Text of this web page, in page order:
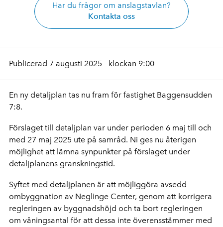
Har du frågor om anslagstavlan?
Kontakta oss
Publicerad 7 augusti 2025 klockan 9:00
En ny detaljplan tas nu fram för fastighet Baggensudden
7:8.
Förslaget till detaljplan var under perioden 6 maj till och
med 27 maj 2025 ute på samråd. Ni ges nu återigen
möjlighet att lämna synpunkter på förslaget under
detaljplanens granskningstid.
Syftet med detaljplanen är att möjliggöra avsedd
ombyggnation av Neglinge Center, genom att korrigera
regleringen av byggnadshöjd och ta bort regleringen
om våningsantal för att dessa inte överensstämmer med